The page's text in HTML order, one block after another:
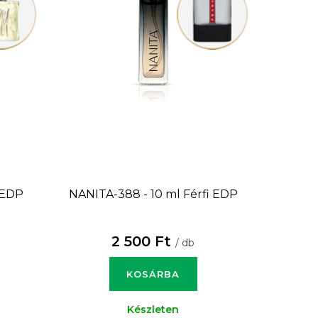
NANITA-388 - 10 ml Férfi EDP
2 500 Ft/ db
KOSÁRBA
Készleten